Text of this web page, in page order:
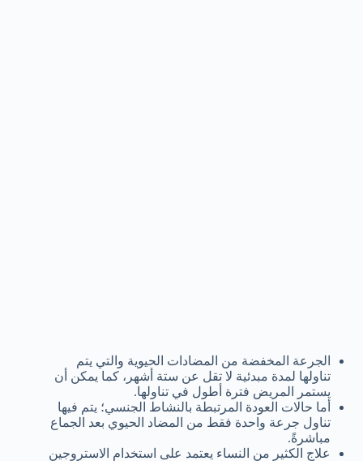
الجرعة المخفضة من المضادات الحيوية والتي يتم
تناولها لمدة مبدئية لا تقل عن ستة أشهر، كما يمكن أن
يستمر المريض فترة أطول في تناولها.
أما حالات العودة المرتبطة بالنشاط الجنسي؛ يتم فيها
تناول جرعة واحدة فقط من المضاد الحيوي بعد الجماع
مباشرةً.
علاج الكثير من النساء يعتمد على استخدام الاستروجين